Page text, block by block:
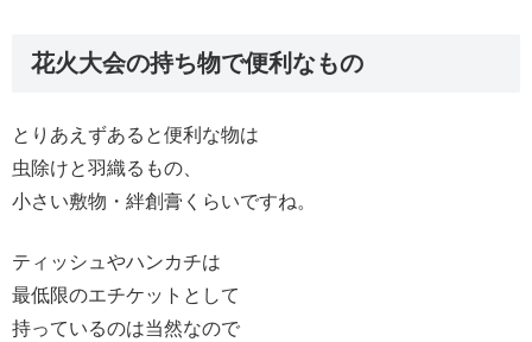
花火大会の持ち物で便利なもの
とりあえずあると便利な物は
虫除けと羽織るもの、
小さい敷物・絆創膏くらいですね。
ティッシュやハンカチは
最低限のエチケットとして
持っているのは当然なので